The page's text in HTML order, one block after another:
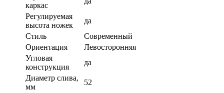
каркас
Регулируемая
высота ножек
да
Стиль
Современный
Ориентация
Левосторонняя
Угловая
конструкция
да
Диаметр слива,
мм
52